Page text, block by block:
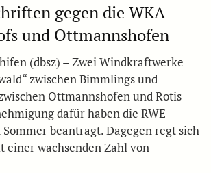
gegen die WKA
und Ottmannshofen
(dbsz) – Zwei Windkraftwerke
zwischen Bimmlings und
Ottmannshofen und Rotis
dafür haben die RWE
beantragt. Dagegen regt sich
einer wachsenden Zahl von